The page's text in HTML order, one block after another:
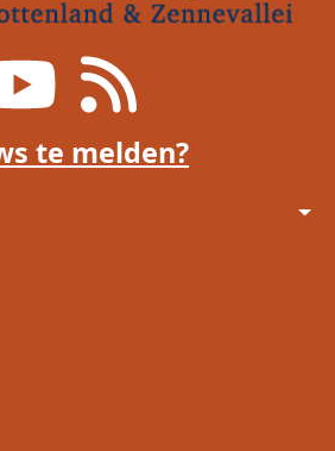
te melden?